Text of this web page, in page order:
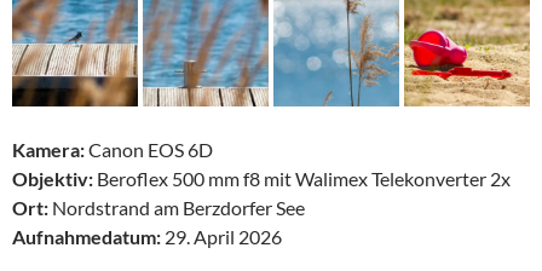
Kamera:Canon EOS 6D
Objektiv: Beroflex 500 mm f8 mit Walimex Telekonverter 2x
Ort: Nordstrand am Berzdorfer See
Aufnahmedatum: 29. April 2026